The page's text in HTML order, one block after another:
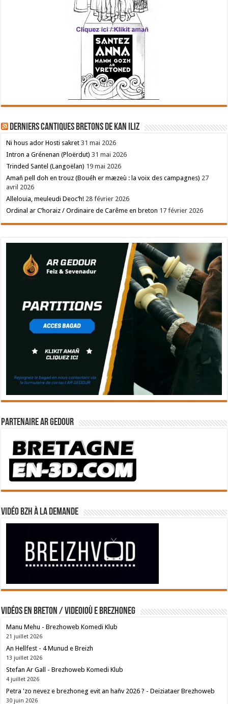
Derniers cantiques bretons de Kan Iliz
Ni hous ador Hosti sakret 31 mai 2026
Intron a Grénenan (Ploërdut) 31 mai 2026
Trinded Santel (Langoëlan) 19 mai 2026
Amañ pell doh en trouz (Bouéh er mæzeù : la voix des campagnes) 27
avril 2026
Allelouia, meuleudi Deoc’h! 28 février 2026
Ordinal ar C’horaiz / Ordinaire de Carême en breton 17 février 2026
Partenaire Ar Gedour
Vidéo BZH à la demande
Vidéos en breton / Videoioù e brezhoneg
Manu Mehu - Brezhoweb Komedi Klub
21 juillet 2026
An Hellfest - 4 Munud e Breizh
13 juillet 2026
Stefan Ar Gall - Brezhoweb Komedi Klub
4 juillet 2026
Petra 'zo nevez e brezhoneg evit an hañv 2026 ? - Deiziataer Brezhoweb
30 juin 2026